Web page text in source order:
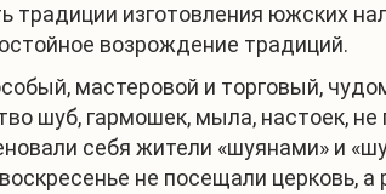
изготовления южских
возрождение традиций.
мастеровой и торговый,
шуб, гармошек, мыла, настоек, не
себя жители «шуянами» и
не посещали церковь,